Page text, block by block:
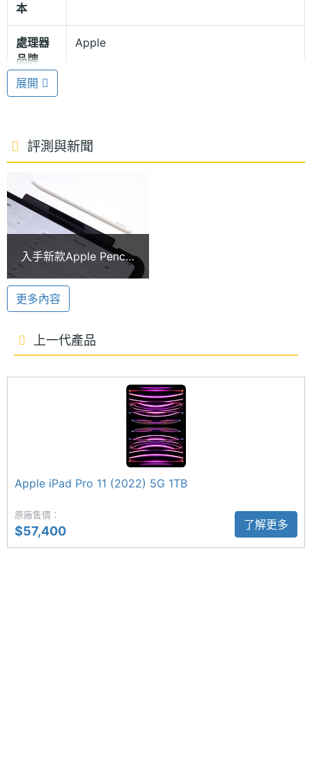
身設計，整機厚度僅有 5.3mm，不僅隨身攜帶更加方
便，機身同時導入 100% 再生鋁金屬材質，且平板上
的所有磁石皆採用 100% 再生稀土元素製成，讓產品
設計與環境保護之間取得完美平衡。顏色款式部分，
依舊維持經典的銀色、太空黑色兩種選擇。
Apple M4 晶片
Apple iPad Pro 11 (2024) 5G 1TB 運行 iPadOS 17 作
業系統，搭載 Apple M4 晶片，具備 10 核心 CPU +
10 核心 GPU 組合成的 16 核心神經網路引擎，支援硬
體加速光線追蹤，擁有 120GB/s 記憶體頻寬，效能表
現躍升全新境界。內建 16GB RAM + 1TB ROM，提
供 5G 上網與 eSIM 技術，支援 Wi-Fi 6E、藍牙 5.3
功能。
31.29 瓦特小時電池
Apple iPad Pro 11 (2024) 5G 1TB 內建 31.29 瓦特小
時可充電鋰聚合物電池，擁有長達 10 小時的影片續航
力。機身搭載 USB-C 連接埠，支援 Thunderbolt 3、
USB 4，傳輸速度最高可達 40Gb/s；可透過 USB‑C
支援原生 DisplayPort 輸出。音效部分，擁有四揚聲
器系統，具備錄音室等級四麥克風陣列，能夠用於通
話、錄音及錄影使用。
橫向 1,200 萬畫素前置鏡頭
本
處理器
品牌
Apple
處理器
處理器
核心數
10
RAM記
憶體
ROM儲
存空間
1 TB
電池容
量
顯示螢幕
主螢幕
11 inch
2420x1668 pixels
主螢幕
度
1600 nits
主螢幕
OLED
展開
評測與新聞
入手新款Apple Pencil
Pro無法配對怎麼辦？5
個實用技巧快速排除問
題
更多內容
上一代產品
Apple iPad Pro 11 (2022) 5G 1TB
原廠售價：
$57,400 了解更多